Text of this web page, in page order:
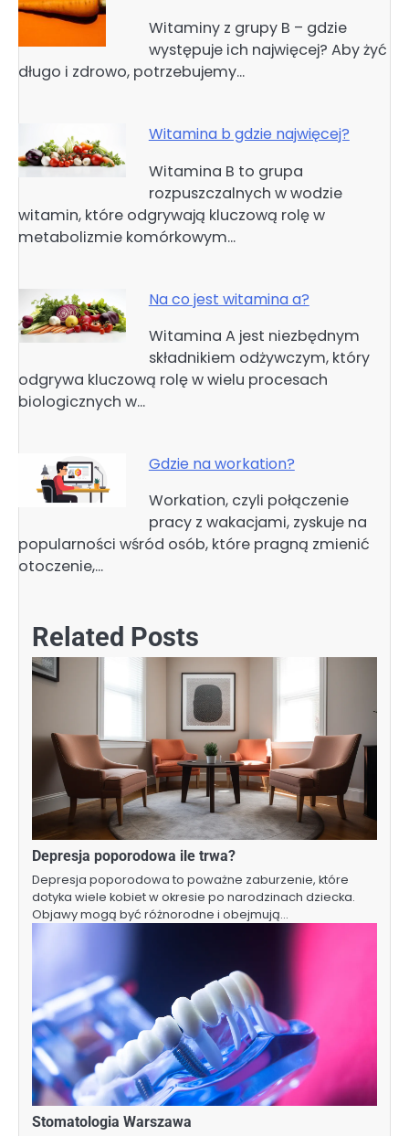
Witaminy z grupy B – gdzie
występuje ich najwięcej? Aby żyć
długo i zdrowo, potrzebujemy…
Witamina b gdzie najwięcej?
Witamina B to grupa
rozpuszczalnych w wodzie
witamin, które odgrywają kluczową rolę w
metabolizmie komórkowym…
Na co jest witamina a?
Witamina A jest niezbędnym
składnikiem odżywczym, który
odgrywa kluczową rolę w wielu procesach
biologicznych w…
Gdzie na workation?
Workation, czyli połączenie
pracy z wakacjami, zyskuje na
popularności wśród osób, które pragną zmienić
otoczenie,…
Related Posts
Depresja poporodowa ile trwa?
Depresja poporodowa to poważne zaburzenie, które
dotyka wiele kobiet w okresie po narodzinach dziecka.
Objawy mogą być różnorodne i obejmują…
Stomatologia Warszawa